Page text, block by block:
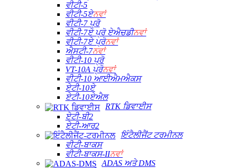
ਵੀਟੀ-5
ਵੀਟੀ-5ਏਨਵਾਂ
ਵੀਟੀ-7 ਪ੍ਰੋ
ਵੀਟੀ-7ਏ ਪ੍ਰੋ ਏਐਚਡੀਨਵਾਂ
ਵੀਟੀ-7ਏ ਪ੍ਰੋਨਵਾਂ
ਐਸਟੀ-7ਨਵਾਂ
ਵੀਟੀ-10 ਪ੍ਰੋ
VT-10A ਪ੍ਰੋਨਵਾਂ
ਵੀਟੀ-10 ਆਈਐਮਐਕਸ
ਏਟੀ-10ਏ
ਏਟੀ-10ਏਐਲ
RTK ਡਿਵਾਈਸ
ਏਟੀ-ਬੀ2
ਏਟੀ-ਆਰ2
ਇੰਟੈਲੀਜੈਂਟ ਟਰਮੀਨਲ
ਵੀਟੀ-ਬਾਕਸ
ਵੀਟੀ-ਬਾਕਸ-IIਨਵਾਂ
ADAS ਅਤੇ DMS